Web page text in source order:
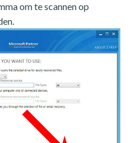
om te scannen op